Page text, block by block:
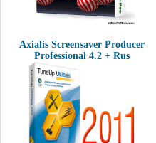
Axialis Screensaver Producer
Professional 4.2 + Rus